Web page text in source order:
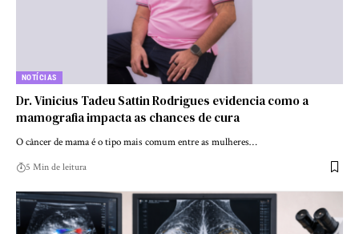
NOTÍCIAS
Dr. Vinicius Tadeu Sattin Rodrigues evidencia como a
mamografia impacta as chances de cura
O câncer de mama é o tipo mais comum entre as mulheres…
5 Min de leitura